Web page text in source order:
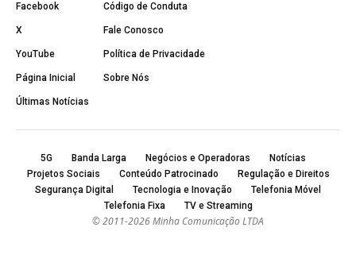
Facebook
X
YouTube
Página Inicial
Últimas Notícias
Código de Conduta
Fale Conosco
Política de Privacidade
Sobre Nós
5G Banda Larga Negócios e Operadoras
Notícias
Projetos Sociais
Conteúdo Patrocinado
Regulação e Direitos
Segurança Digital
Tecnologia e Inovação
Telefonia Móvel
Telefonia Fixa
TV e Streaming
© 2011-2026 Minha Comunicação LTDA